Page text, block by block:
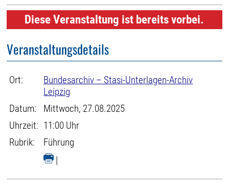
Diese Veranstaltung ist bereits vorbei.
Veranstaltungsdetails
Ort:
Bundesarchiv – Stasi-Unterlagen-Archiv
Leipzig
Datum:
Mittwoch, 27.08.2025
Uhrzeit: 11:00 Uhr
Rubrik:
Führung
|